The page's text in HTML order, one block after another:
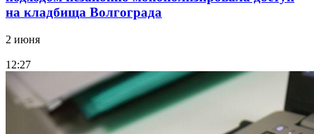
на кладбища Волгограда
2 июня
12:27